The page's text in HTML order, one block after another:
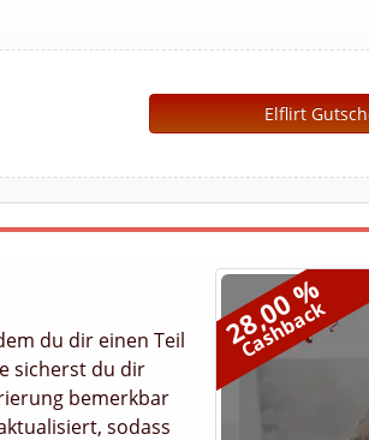
Elflirt
28,00 %
Cashback
du dir einen Teil
sicherst du dir
bemerkbar
sodass